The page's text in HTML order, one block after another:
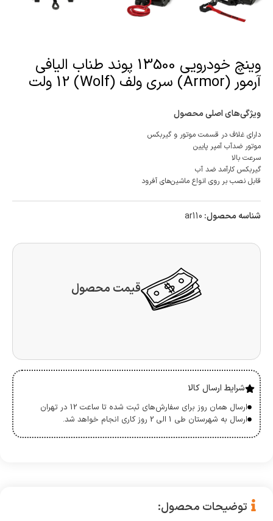
وینچ خودرویی 13500 پوند طناب الیافی
آرمور (Armor) سری ولف (Wolf) 12 ولت
ویژگی‌های اصلی محصول
دارای غلاف در قسمت موتور و گیربکس
موتور ضدآب آمپر پایین
سرعت بالا
گیربکس کارآمد ضد آب
قابل نصب بر روی انواع ماشین‌های آفرود
شناسه محصول: ar110
قیمت محصول
شرایط ارسال کالا
ارسال همان روز برای سفارش‌های ثبت شده تا ساعت 12 در تهران
ارسال به شهرستان طی 1 الی 2 روز کاری انجام خواهد شد.
توضیحات محصول: